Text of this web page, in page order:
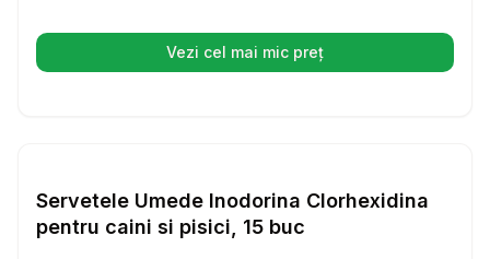
Vezi cel mai mic preț(se deschide într-o filă nouă)
Diverse Igiena Caini
Servetele Umede Inodorina Clorhexidina
pentru caini si pisici, 15 buc